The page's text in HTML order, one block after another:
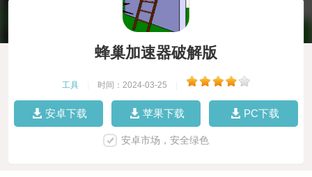
蜂巢加速器破解版
工具 时间：2024-03-25
安卓下载 苹果下载 PC下载
安卓市场，安全绿色